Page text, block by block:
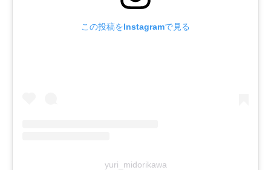
この投稿をInstagramで見る
yuri_midorikawa